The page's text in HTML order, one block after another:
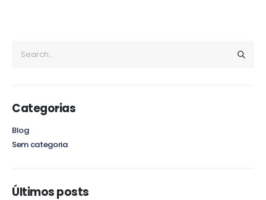
Categorias
Blog
Sem categoria
Últimos posts